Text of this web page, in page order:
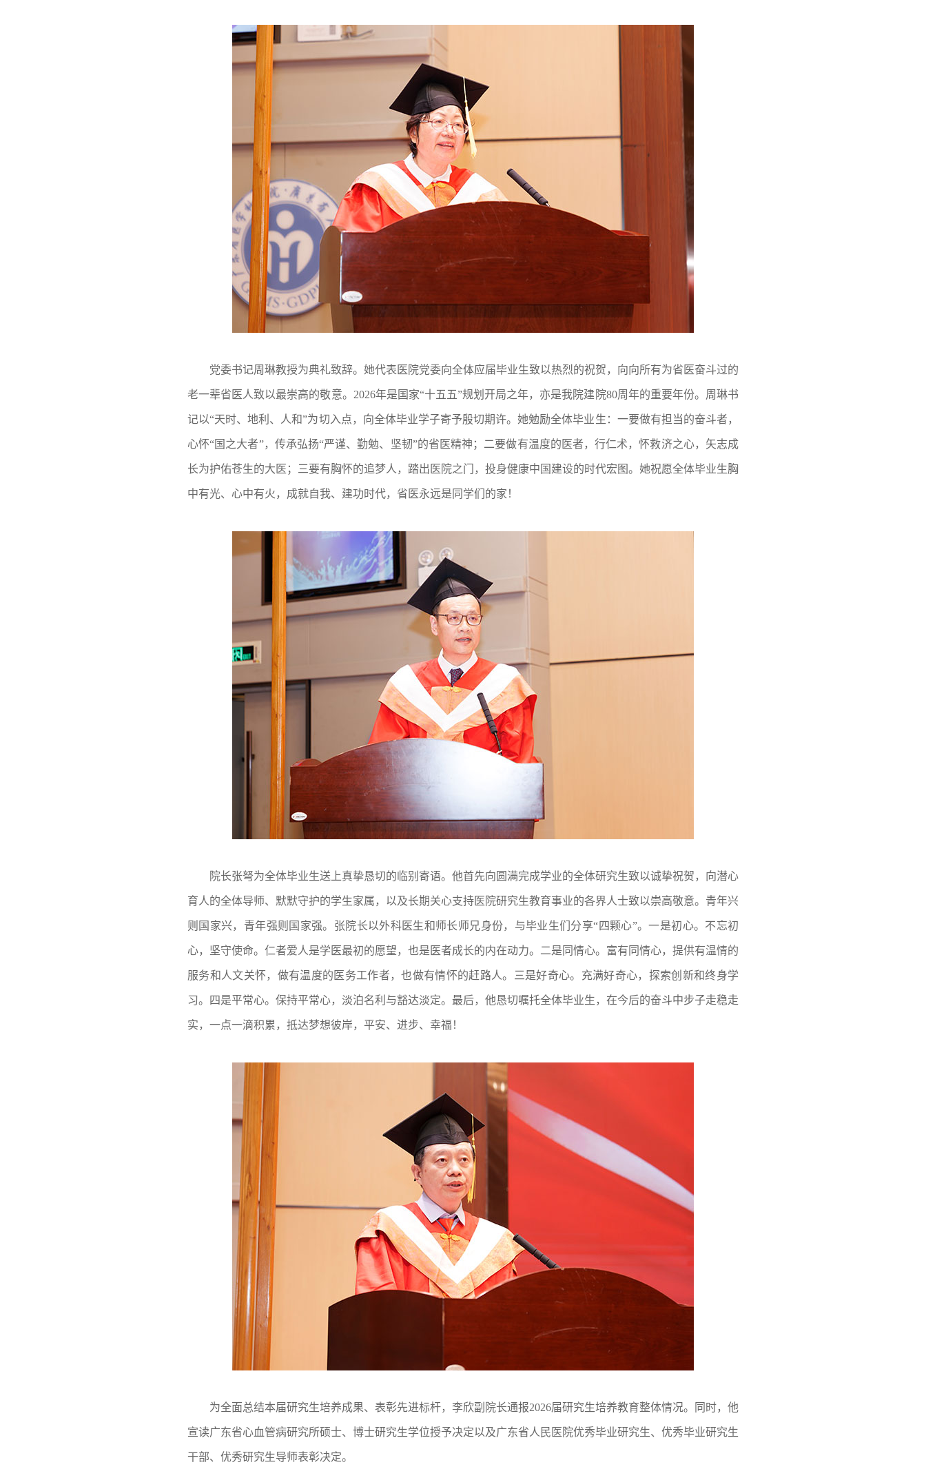
党委书记周琳教授为典礼致辞。她代表医院党委向全体应届毕业生致以热烈的祝贺，向向所有为省医奋斗过的
老一辈省医人致以最崇高的敬意。2026年是国家“十五五”规划开局之年，亦是我院建院80周年的重要年份。周琳书
记以“天时、地利、人和”为切入点，向全体毕业学子寄予殷切期许。她勉励全体毕业生：一要做有担当的奋斗者，
心怀“国之大者”，传承弘扬“严谨、勤勉、坚韧”的省医精神；二要做有温度的医者，行仁术，怀救济之心，矢志成
长为护佑苍生的大医；三要有胸怀的追梦人，踏出医院之门，投身健康中国建设的时代宏图。她祝愿全体毕业生胸
中有光、心中有火，成就自我、建功时代，省医永远是同学们的家！
院长张弩为全体毕业生送上真挚恳切的临别寄语。他首先向圆满完成学业的全体研究生致以诚挚祝贺，向潜心
育人的全体导师、默默守护的学生家属，以及长期关心支持医院研究生教育事业的各界人士致以崇高敬意。青年兴
则国家兴，青年强则国家强。张院长以外科医生和师长师兄身份，与毕业生们分享“四颗心”。一是初心。不忘初
心，坚守使命。仁者爱人是学医最初的愿望，也是医者成长的内在动力。二是同情心。富有同情心，提供有温情的
服务和人文关怀，做有温度的医务工作者，也做有情怀的赶路人。三是好奇心。充满好奇心，探索创新和终身学
习。四是平常心。保持平常心，淡泊名利与豁达淡定。最后，他恳切嘱托全体毕业生，在今后的奋斗中步子走稳走
实，一点一滴积累，抵达梦想彼岸，平安、进步、幸福！
为全面总结本届研究生培养成果、表彰先进标杆，李欣副院长通报2026届研究生培养教育整体情况。同时，他
宣读广东省心血管病研究所硕士、博士研究生学位授予决定以及广东省人民医院优秀毕业研究生、优秀毕业研究生
干部、优秀研究生导师表彰决定。